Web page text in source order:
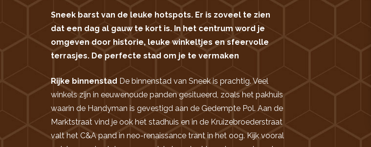
Sneek barst van de leuke hotspots. Er is zoveel te zien
dat een dag al gauw te kort is. In het centrum word je
omgeven door historie, leuke winkeltjes en sfeervolle
terrasjes. De perfecte stad om je te vermaken
Rijke binnenstad De binnenstad van Sneek is prachtig. Veel
winkels zijn in eeuwenoude panden gesitueerd, zoals het pakhuis
waarin de Handyman is gevestigd aan de Gedempte Pol. Aan de
Marktstraat vind je ook het stadhuis en in de Kruizebroederstraat
valt het C&A pand in neo-renaissance trant in het oog. Kijk vooral